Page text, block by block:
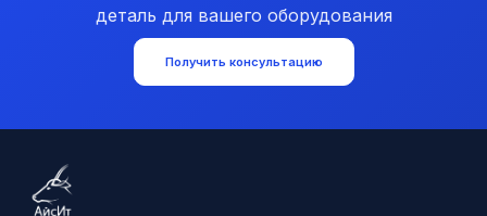
деталь для вашего оборудования
Получить консультацию